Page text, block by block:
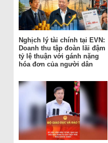
Nghịch lý tài chính tại EVN:
Doanh thu tập đoàn lãi đậm
tỷ lệ thuận với gánh nặng
hóa đơn của người dân